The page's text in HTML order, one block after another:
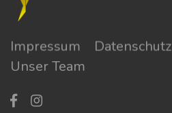
Impressum Datenschutz
Unser Team